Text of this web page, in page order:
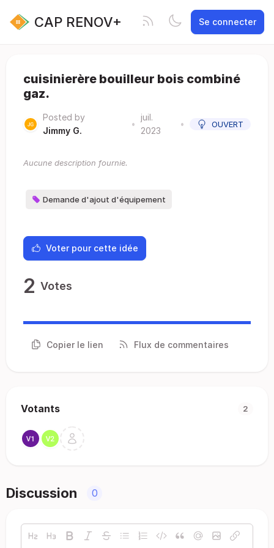
CAP RENOV+ Se connecter
cuisinierère bouilleur bois combiné
gaz.
Posted by
Jimmy G.
•
juil.
2023
• OUVERT
Aucune description fournie.
Demande d'ajout d'équipement
Voter pour cette idée
2 Votes
Copier le lien Flux de commentaires
Votants 2
Discussion 0